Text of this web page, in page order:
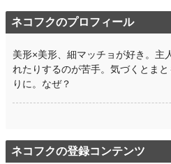
年間ポイント 75,363 pt (7,576 位)
累計ポイント 297,335 pt (15,292 位)
ネコフクのプロフィール
美形×美形、細マッチョが好き。主
れたりするのが苦手。気づくとま
りに。なぜ？
ネコフクの登録コンテンツ